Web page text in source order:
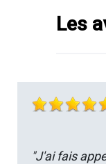
Les
"J'ai fais